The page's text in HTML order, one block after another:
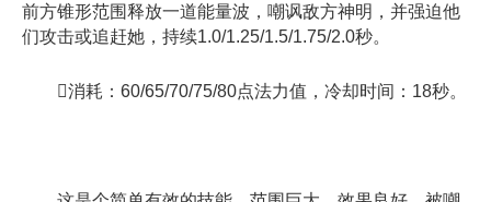
前方锥形范围释放一道能量波，嘲讽敌方神明，并强迫他
们攻击或追赶她，持续1.0/1.25/1.5/1.75/2.0秒。
消耗：60/65/70/75/80点法力值，冷却时间：18秒。